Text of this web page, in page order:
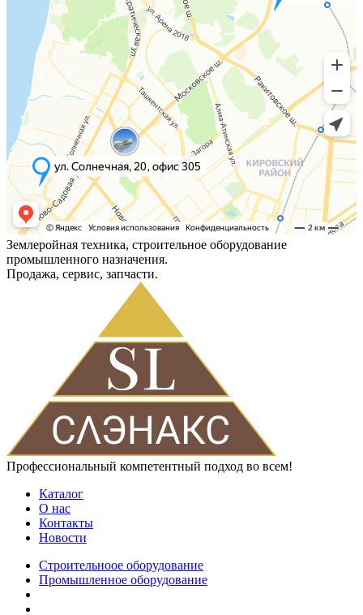
Землеройная техника, строительное оборудование
промышленного назначения.
Продажа, сервис, запчасти.
Профессиональный компетентный подход во всем!
Каталог
О нас
Контакты
Новости
Строительноое оборудование
Промышленное оборудование